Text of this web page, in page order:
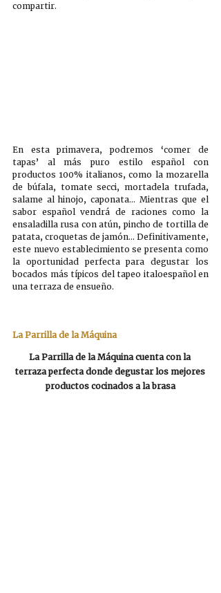
compartir.
En esta primavera, podremos ‘comer de
tapas’ al más puro estilo español con
productos 100% italianos, como la mozarella
de búfala, tomate secci, mortadela trufada,
salame al hinojo, caponata… Mientras que el
sabor español vendrá de raciones como la
ensaladilla rusa con atún, pincho de tortilla de
patata, croquetas de jamón… Definitivamente,
este nuevo establecimiento se presenta como
la oportunidad perfecta para degustar los
bocados más típicos del tapeo italoespañol en
una terraza de ensueño.
La Parrilla de la Máquina
La Parrilla de la Máquina cuenta con la
terraza perfecta donde degustar los mejores
productos cocinados a la brasa